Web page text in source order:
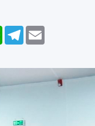
WhatsApp
Telegram